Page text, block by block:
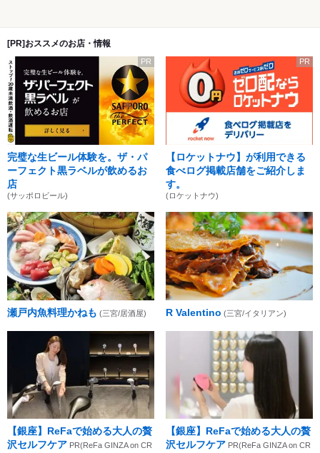
[PR]おススメのお店・情報
PR
完璧な生ビール体験を。ザ・パ
ーフェクト黒ラベルが飲めるお
店
(サッポロビール)
PR
【ロケットナウ】が利用できる
食べログ掲載店舗をご紹介しま
す。
(ロケットナウ)
瀬戸内魚料理かねも (三宮/居酒屋) R Valentino (三宮/イタリアン)
【銀座】ReFaで始める大人の贅
沢セルフケア PR(ReFa GINZA on CR
【銀座】ReFaで始める大人の贅
沢セルフケア PR(ReFa GINZA on CR